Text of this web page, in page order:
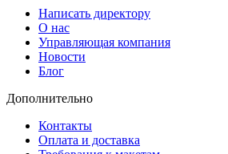
готовую клавиатуру с гравировкой без
Написать директору
О нас
Управляющая компания
Новости
Блог
Дополнительно
Контакты
Оплата и доставка